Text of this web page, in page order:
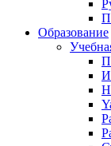
Образование